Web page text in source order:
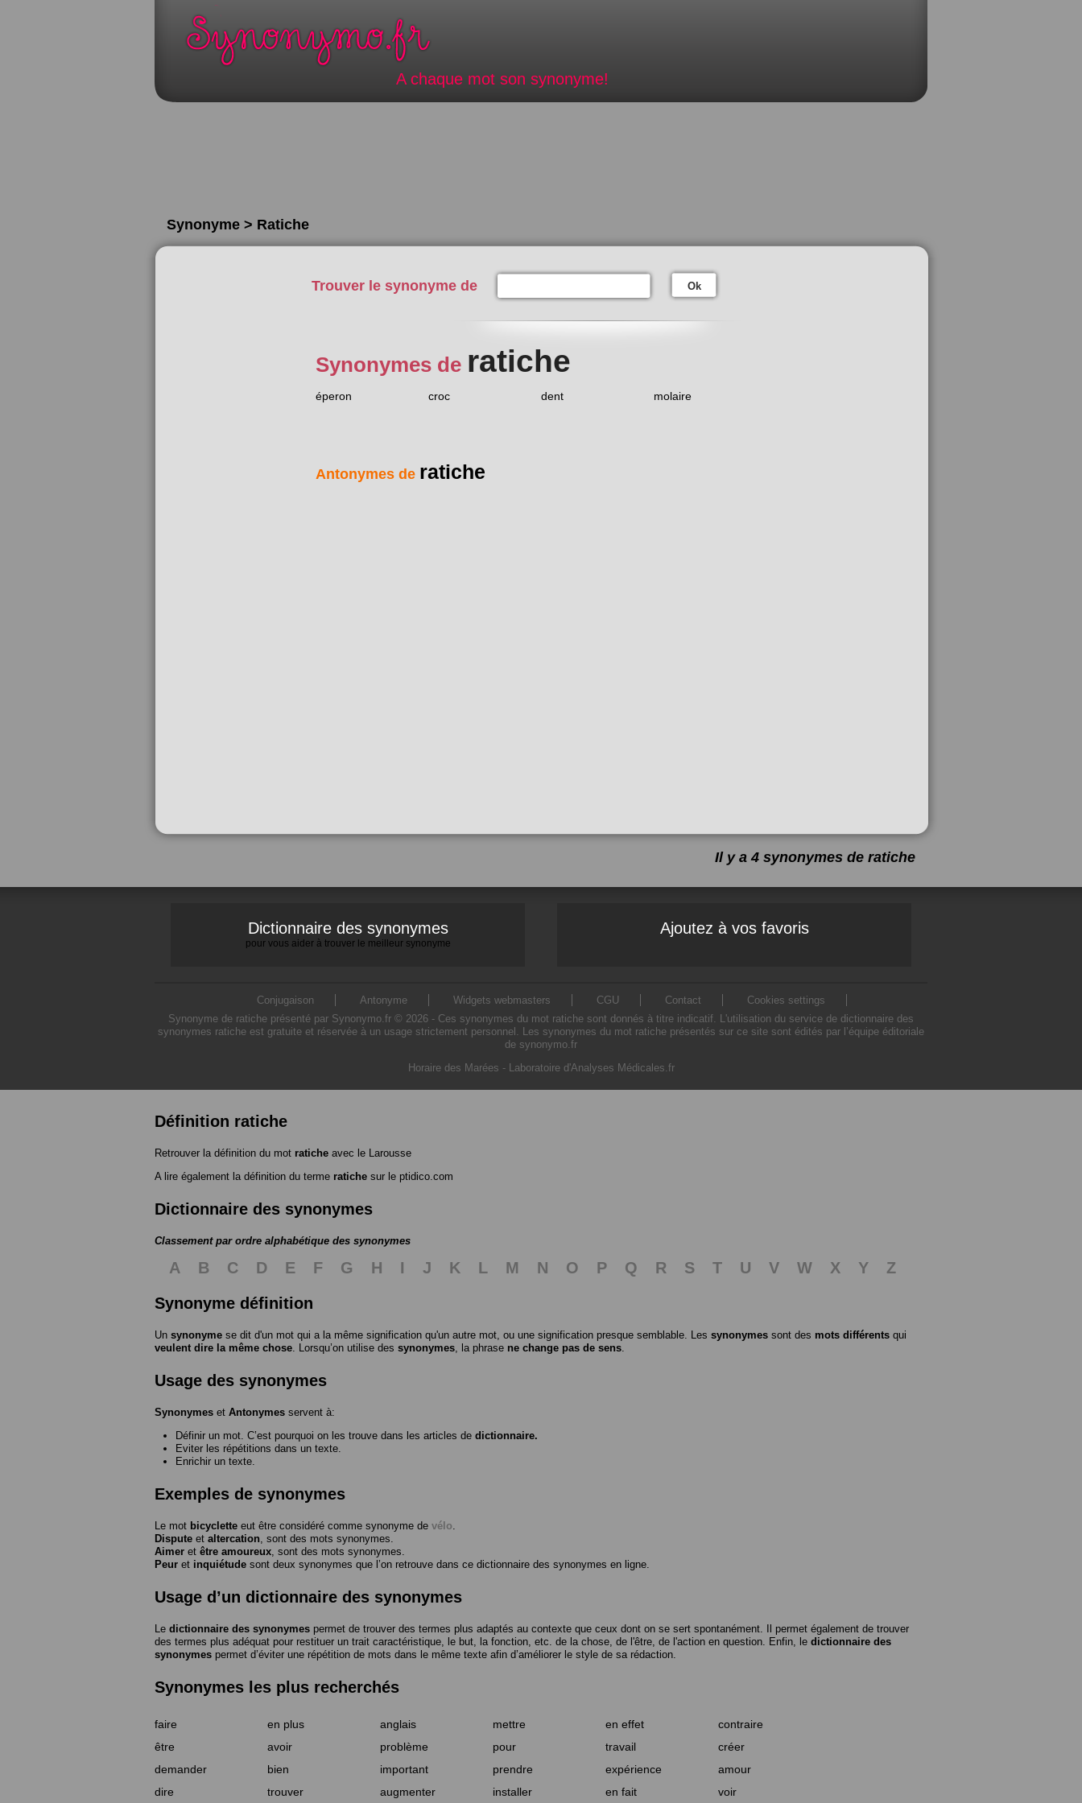
A chaque mot son synonyme!
Synonyme > Ratiche
Trouver le synonyme de Ok
Synonymes de ratiche
éperon croc dent molaire
Antonymes de ratiche
Il y a 4 synonymes de ratiche
Dictionnaire des synonymes
pour vous aider à trouver le meilleur synonyme
Ajoutez à vos favoris
Conjugaison Antonyme Widgets webmasters CGU Contact
Cookies settings
Synonyme de ratiche présenté par Synonymo.fr © 2026 - Ces synonymes du mot ratiche sont donnés à titre indicatif. L'utilisation du service de dictionnaire des
synonymes ratiche est gratuite et réservée à un usage strictement personnel. Les synonymes du mot ratiche présentés sur ce site sont édités par l’équipe éditoriale
de synonymo.fr
Horaire des Marées - Laboratoire d'Analyses Médicales.fr
Définition ratiche
Retrouver la définition du mot ratiche avec le Larousse
A lire également la définition du terme ratiche sur le ptidico.com
Dictionnaire des synonymes
Classement par ordre alphabétique des synonymes
A B C D E F G H I J K L M N O P Q R S T U V W X Y
Z
Synonyme définition
Un synonyme se dit d'un mot qui a la même signification qu'un autre mot, ou une signification presque semblable. Les synonymes sont des mots différents qui
veulent dire la même chose . Lorsqu’on utilise des synonymes , la phrase ne change pas de sens
Usage des synonymes
Synonymes et Antonymes servent à:
Définir un mot. C’est pourquoi on les trouve dans les articles de dictionnaire.
Eviter les répétitions dans un texte.
Enrichir un texte.
Exemples de synonymes
Le mot bicyclette eut être considéré comme synonyme de vélo
Dispute et altercation , sont des mots synonymes.
Aimer et être amoureux , sont des mots synonymes.
Peur et inquiétude sont deux synonymes que l’on retrouve dans ce dictionnaire des synonymes en ligne.
Usage d’un dictionnaire des synonymes
Le dictionnaire des synonymes permet de trouver des termes plus adaptés au contexte que ceux dont on se sert spontanément. Il permet également de trouver
des termes plus adéquat pour restituer un trait caractéristique, le but, la fonction, etc. de la chose, de l'être, de l'action en question. Enfin, le dictionnaire des
synonymes permet d’éviter une répétition de mots dans le même texte afin d’améliorer le style de sa rédaction.
Synonymes les plus recherchés
faire en plus anglais mettre en effet
contraire
être
avoir problème pour travail
créer
demander
bien important prendre expérience
amour
dire
trouver augmenter installer en fait voir